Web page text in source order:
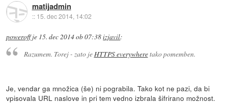
matijadmin
:: 15. dec 2014, 14:02
poweroffje 15. dec 2014 ob 07:38izjavil:
Razumem. Torej - zato je HTTPS everywheretako pomemben.
Je, vendar ga množica (še) ni pograbila. Tako kot ne pazi, da bi
vpisovala URL naslove in pri tem vedno izbrala šifrirano možnost.